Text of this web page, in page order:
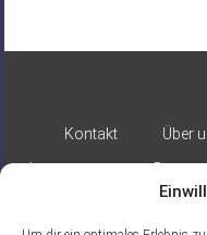
Kontakt Über
Impressum